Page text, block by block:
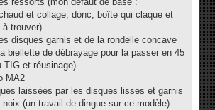
et collage, donc, boîte qui claque et
trouver)
disques garnis et de la rondelle concave
biellette de débrayage pour la passer en 45
TIG et réusinage)
MA2
laissées par les disques lisses et garnis
(un travail de dingue sur ce modèle)